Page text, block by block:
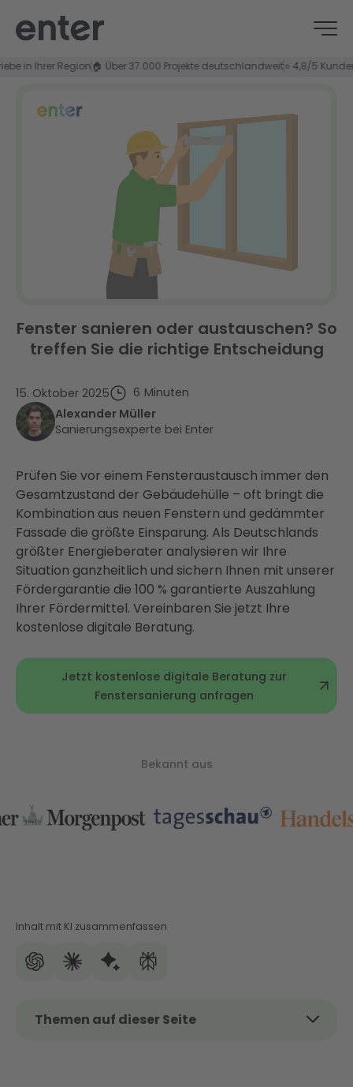
Region🏠 Über 37.000 Projekte deutschlandweit⭐ 4,8/5
Fenster sanieren oder austauschen? So
treffen Sie die richtige Entscheidung
15. Oktober 2025 6 Minuten
Alexander Müller
Sanierungsexperte bei Enter
Prüfen Sie vor einem Fensteraustausch immer den
Gesamtzustand der Gebäudehülle – oft bringt die
Kombination aus neuen Fenstern und gedämmter
Fassade die größte Einsparung. Als Deutschlands
größter Energieberater analysieren wir Ihre
Situation ganzheitlich und sichern Ihnen mit unserer
Fördergarantie die 100 % garantierte Auszahlung
Ihrer Fördermittel. Vereinbaren Sie jetzt Ihre
kostenlose digitale Beratung.
Jetzt kostenlose digitale Beratung zur
Fenstersanierung anfragen
Bekannt aus
Inhalt mit KI zusammenfassen
Themen auf dieser Seite